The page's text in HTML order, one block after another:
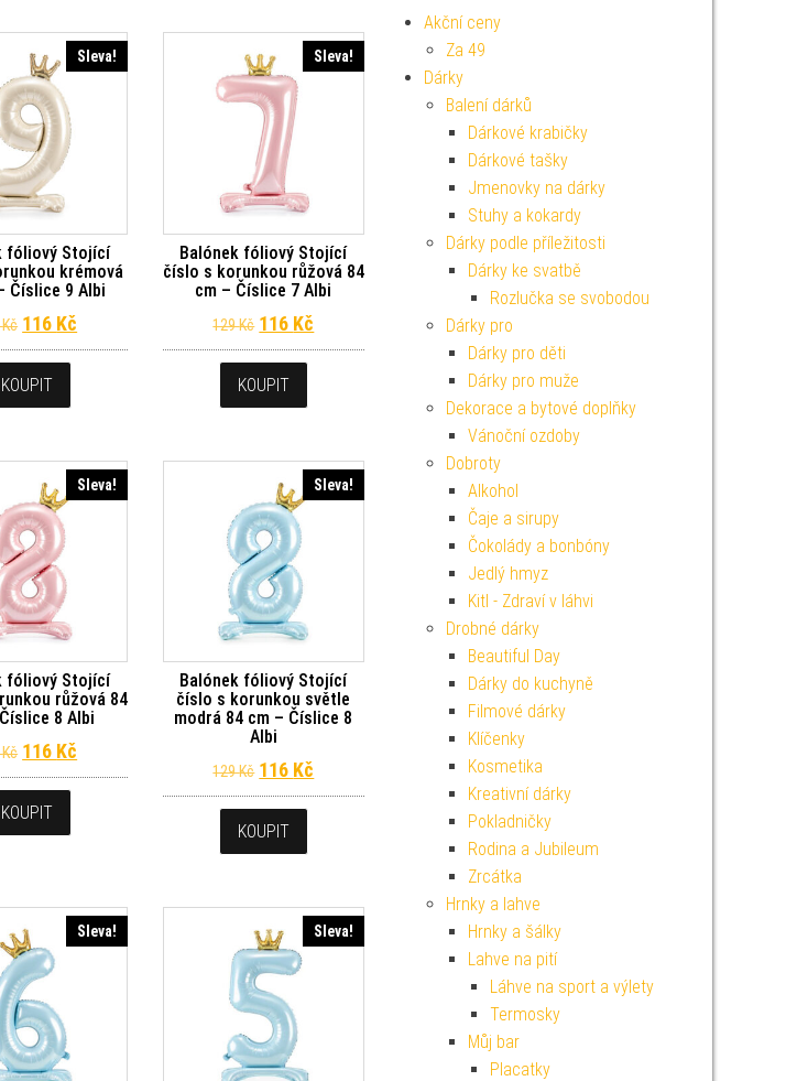
Kč.
Sleva!
fóliový Stojící
krémová
Číslice 9 Albi
Kč Původní cena byla: 129 Kč.
116 Kč Aktuální cena je: 116 Kč.
KOUPIT
Sleva!
Balónek fóliový Stojící
číslo s korunkou růžová 84
cm – Číslice 7 Albi
129Kč Původní cena byla: 129 Kč.
116 Kč Aktuální cena je: 116 Kč.
KOUPIT
Sleva!
fóliový Stojící
růžová 84
8 Albi
Kč Původní cena byla: 129 Kč.
116 Kč Aktuální cena je: 116 Kč.
KOUPIT
Sleva!
Balónek fóliový Stojící
číslo s korunkou světle
modrá 84 cm – Číslice 8
Albi
129Kč Původní cena byla: 129 Kč.
116 Kč Aktuální cena je: 116 Kč.
KOUPIT
Sleva! Sleva!
Akční ceny
Za 49
Dárky
Balení dárků
Dárkové krabičky
Dárkové tašky
Jmenovky na dárky
Stuhy a kokardy
Dárky podle příležitosti
Dárky ke svatbě
Rozlučka se svobodou
Dárky pro
Dárky pro děti
Dárky pro muže
Dekorace a bytové doplňky
Vánoční ozdoby
Dobroty
Alkohol
Čaje a sirupy
Čokolády a bonbóny
Jedlý hmyz
Kitl - Zdraví v láhvi
Drobné dárky
Beautiful Day
Dárky do kuchyně
Filmové dárky
Klíčenky
Kosmetika
Kreativní dárky
Pokladničky
Rodina a Jubileum
Zrcátka
Hrnky a lahve
Hrnky a šálky
Lahve na pití
Láhve na sport a výlety
Termosky
Můj bar
Placatky